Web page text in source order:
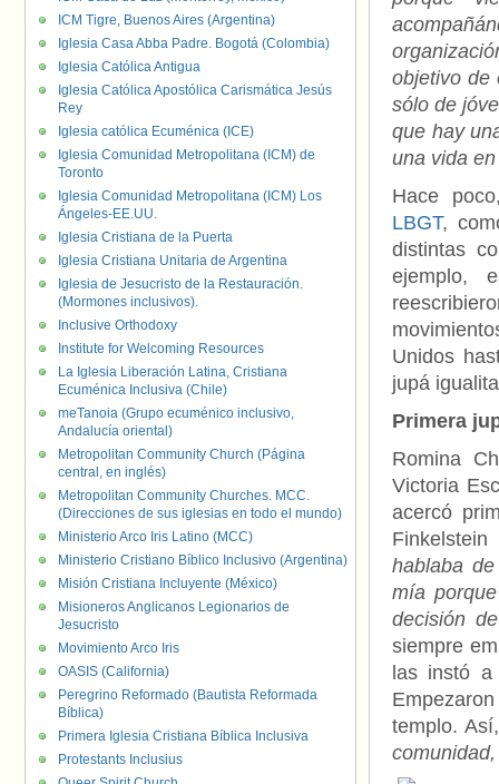
objetivo de
sólo de
que hay
una vida en
Hace
LBGT,
distintas
ejemplo,
Unidos
jupá
Primera
Romina
Victoria
acercó
hablaba de
mía
decisión
siempre
las instó
templo.
ICM Tigre, Buenos Aires (Argentina)
Iglesia Casa Abba Padre. Bogotá (Colombia)
Iglesia Católica Antigua
Iglesia Católica Apostólica Carismática Jesús
Rey
Iglesia católica Ecuménica (ICE)
Iglesia Comunidad Metropolitana (ICM) de
Toronto
Iglesia Comunidad Metropolitana (ICM) Los
Ángeles-EE.UU.
Iglesia Cristiana de la Puerta
Iglesia Cristiana Unitaria de Argentina
Iglesia de Jesucristo de la Restauración.
(Mormones inclusivos).
Inclusive Orthodoxy
Institute for Welcoming Resources
La Iglesia Liberación Latina, Cristiana
Ecuménica Inclusiva (Chile)
meTanoia (Grupo ecuménico inclusivo,
Andalucía oriental)
Metropolitan Community Church (Página
central, en inglés)
Metropolitan Community Churches. MCC.
(Direcciones de sus iglesias en todo el mundo)
Ministerio Arco Iris Latino (MCC)
Ministerio Cristiano Bíblico Inclusivo (Argentina)
Misión Cristiana Incluyente (México)
Misioneros Anglicanos Legionarios de
Jesucristo
Movimiento Arco Iris
OASIS (California)
Peregrino Reformado (Bautista Reformada
Bíblica)
Primera Iglesia Cristiana Bíblica Inclusiva
Protestants Inclusius